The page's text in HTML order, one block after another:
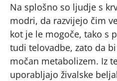
Na splošno so ljudje s
modri, da razvijejo čim
kot je le mogoče, tako s
tudi telovadbe, zato da
močan metabolizem. Iz
uporabljajo živalske